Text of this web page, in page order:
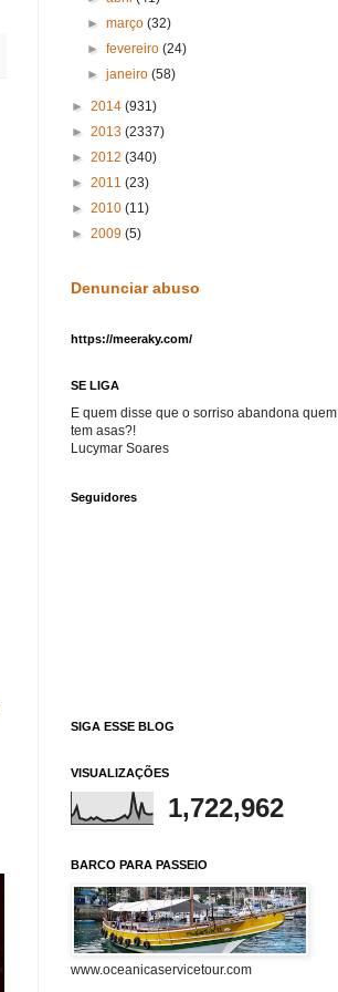
►março(32)
►fevereiro(24)
►janeiro(58)
► 2014 (931)
► 2013 (2337)
► 2012 (340)
► 2011 (23)
► 2010 (11)
► 2009 (5)
Denunciar abuso
https://meeraky.com/
SE LIGA
E quem disse que o sorriso abandona quem
tem asas?!
Lucymar Soares
Seguidores
SIGA ESSE BLOG
VISUALIZAÇÕES
1,722,962
BARCO PARA PASSEIO
www.oceanicaservicetour.com